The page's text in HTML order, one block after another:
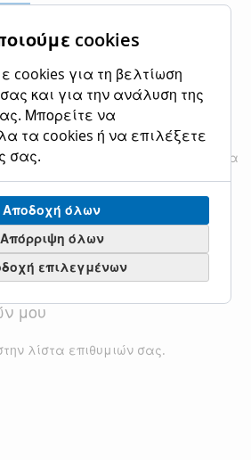
στο Καλάθι
ΠΡΟΣΘΉΚΗ
ΣΤΗ
ΛΊΣΤΑ
ΕΠΙΘΥΜΙΏΝ
ΠΡΟΣΘΉΚΗ
ΓΙΑ
ΣΎΓΚΡΙΣΗ
Εμφάνιση
ανά σελίδα
για σύγκριση.
μου
λίστα επιθυμιών σας.
cookies
cookies για τη βελτίωση
και για την ανάλυση της
Μπορείτε να
τα cookies ή να επιλέξετε
σας.
Αποδοχή όλων
Απόρριψη όλων
επιλεγμένων